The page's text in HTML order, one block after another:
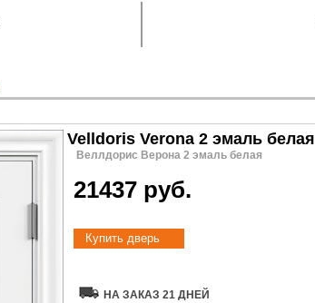
Velldoris Verona 2 эмаль белая
Веллдорис Верона 2 эмаль белая
21437 руб.
Купить дверь
НА ЗАКАЗ 21 ДНЕЙ